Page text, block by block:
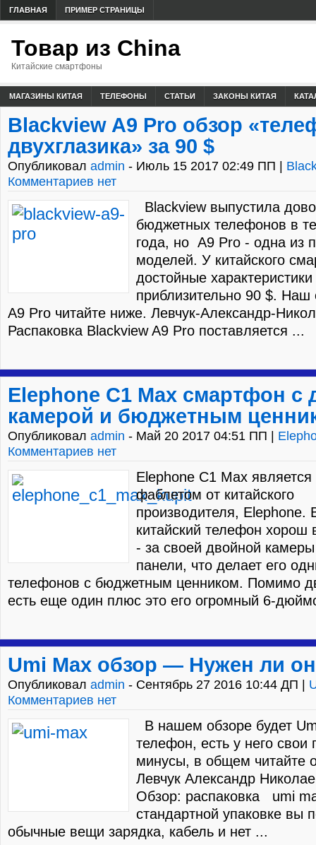
ГЛАВНАЯ ПРИМЕР СТРАНИЦЫ
Товар из China
Китайские смартфоны
МАГАЗИНЫ КИТАЯ ТЕЛЕФОНЫ СТАТЬИ ЗАКОНЫ КИТАЯ
Blackview A9 Pro обзор
двухглазика» за 90 $
Опубликовал admin - Июль 15 2017 02:49 ПП |
Комментариев нет
Blackview выпустила
бюджетных телефонов в
года, но A9 Pro - одна из
моделей. У китайского
достойные
приблизительно 90 $. Наш
A9 Pro читайте ниже. Левчук-Александр-
Распаковка Blackview A9 Pro поставляется ...
Elephone C1 Max смартфон с
камерой и бюджетным
Опубликовал admin - Май 20 2017 04:51 ПП |
Комментариев нет
Elephone C1 Max
фаблетом от китайского
производителя, Elephone.
китайский телефон хорош
- за своей двойной
панели, что делает его
телефонов с бюджетным ценником. Помимо
есть еще один плюс это его огромный 6-
Umi Max обзор — Нужен ли
Опубликовал admin - Сентябрь 27 2016 10:44 ДП |
Комментариев нет
В нашем обзоре будет
телефон, есть у него
минусы, в общем читайте
Левчук Александр
Обзор: распаковка umi
стандартной упаковке вы
обычные вещи зарядка, кабель и нет ...